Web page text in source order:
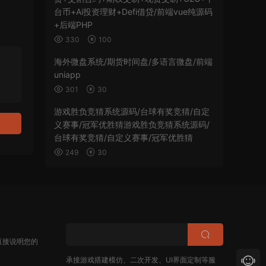
台币+Ai投资理财+Defi借贷/前端vue纯源码
+后端PHP
330 100
海外微盘系统/期货时间盘/多语言微盘/前端
uniapp
301 30
游戏胜负竞猜系统源码/台球有奖竞猜/自定
义赛事/冠军优胜猜游戏胜负竞猜系统源码/
台球有奖竞猜/自定义赛事/冠军优胜猜
249 30
接说明您的
承接游戏搭建模仿、二次开发、UI界面定制等服